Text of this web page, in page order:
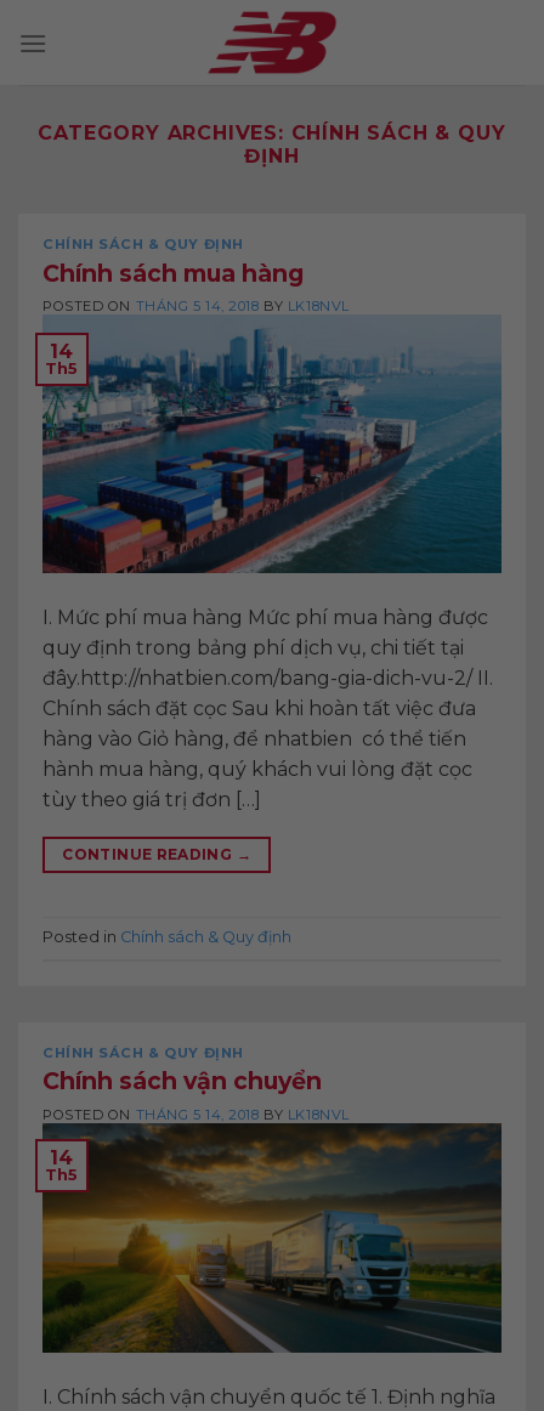
CATEGORY ARCHIVES: CHÍNH SÁCH & QUY
ĐỊNH
CHÍNH SÁCH & QUY ĐỊNH
Chính sách mua hàng
POSTED ON THÁNG 5 14, 2018 BY LK18NVL
14
Th5
I. Mức phí mua hàng Mức phí mua hàng được
quy định trong bảng phí dịch vụ, chi tiết tại
đây.http://nhatbien.com/bang-gia-dich-vu-2/ II.
Chính sách đặt cọc Sau khi hoàn tất việc đưa
hàng vào Giỏ hàng, để nhatbien có thể tiến
hành mua hàng, quý khách vui lòng đặt cọc
tùy theo giá trị đơn […]
CONTINUE READING →
Posted in Chính sách & Quy định
CHÍNH SÁCH & QUY ĐỊNH
Chính sách vận chuyển
POSTED ON THÁNG 5 14, 2018 BY LK18NVL
14
Th5
I. Chính sách vận chuyển quốc tế 1. Định nghĩa